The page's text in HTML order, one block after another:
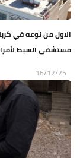
الاول من نوعه في
مستشفى السبط
16/12/25